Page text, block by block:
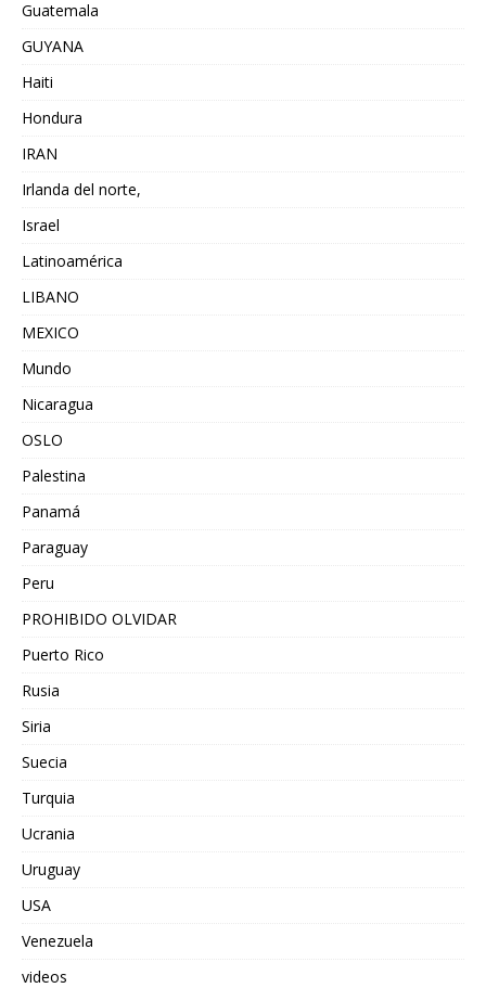
Guatemala
GUYANA
Haiti
Hondura
IRAN
Irlanda del norte,
Israel
Latinoamérica
LIBANO
MEXICO
Mundo
Nicaragua
OSLO
Palestina
Panamá
Paraguay
Peru
PROHIBIDO OLVIDAR
Puerto Rico
Rusia
Siria
Suecia
Turquia
Ucrania
Uruguay
USA
Venezuela
videos